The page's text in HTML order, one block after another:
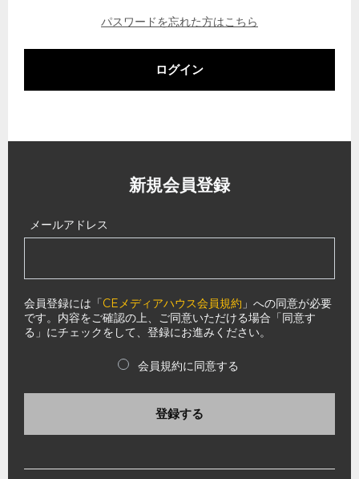
パスワードを忘れた方はこちら
ログイン
新規会員登録
メールアドレス
会員登録には「CEメディアハウス会員規約 」への同意が必要
です。内容をご確認の上、ご同意いただける場合「同意す
る」にチェックをして、登録にお進みください。
会員規約に同意する
登録する